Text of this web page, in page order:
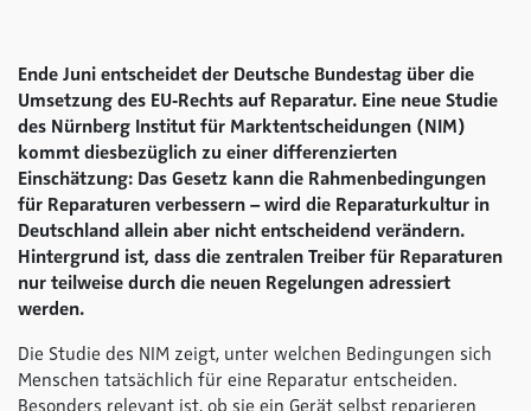
Ende Juni entscheidet der Deutsche Bundestag über die
Umsetzung des EU‑Rechts auf Reparatur. Eine neue Studie
des Nürnberg Institut für Marktentscheidungen (NIM)
kommt diesbezüglich zu einer differenzierten
Einschätzung: Das Gesetz kann die Rahmenbedingungen
für Reparaturen verbessern – wird die Reparaturkultur in
Deutschland allein aber nicht entscheidend verändern.
Hintergrund ist, dass die zentralen Treiber für Reparaturen
nur teilweise durch die neuen Regelungen adressiert
werden.
Die Studie des NIM zeigt, unter welchen Bedingungen sich
Menschen tatsächlich für eine Reparatur entscheiden.
Besonders relevant ist, ob sie ein Gerät selbst reparieren